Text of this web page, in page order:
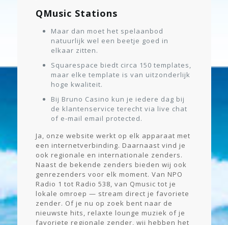
QMusic Stations
Maar dan moet het spelaanbod
natuurlijk wel een beetje goed in
elkaar zitten.
Squarespace biedt circa 150 templates,
maar elke template is van uitzonderlijk
hoge kwaliteit.
Bij Bruno Casino kun je iedere dag bij
de klantenservice terecht via live chat
of e-mail email protected.
Ja, onze website werkt op elk apparaat met
een internetverbinding. Daarnaast vind je
ook regionale en internationale zenders.
Naast de bekende zenders bieden wij ook
genrezenders voor elk moment. Van NPO
Radio 1 tot Radio 538, van Qmusic tot je
lokale omroep — stream direct je favoriete
zender. Of je nu op zoek bent naar de
nieuwste hits, relaxte lounge muziek of je
favoriete regionale zender, wij hebben het